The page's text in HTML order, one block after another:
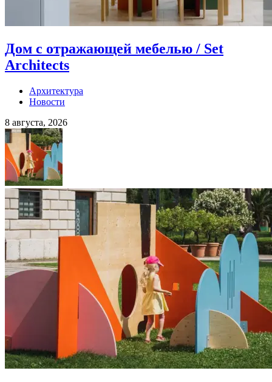
Дом с отражающей мебелью / Set
Architects
Архитектура
Новости
8 августа, 2026